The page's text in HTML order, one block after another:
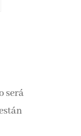
será